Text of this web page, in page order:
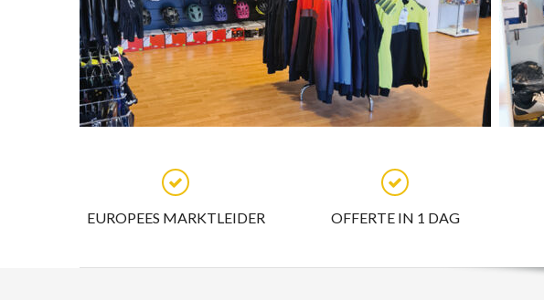
EUROPEES MARKTLEIDER OFFERTE IN 1 DAG